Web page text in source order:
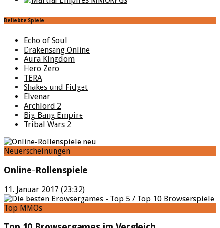
Beliebte Spiele
Echo of Soul
Drakensang Online
Aura Kingdom
Hero Zero
TERA
Shakes und Fidget
Elvenar
Archlord 2
Big Bang Empire
Tribal Wars 2
Neuerscheinungen
Online-Rollenspiele
11. Januar 2017 (23:32)
Top MMOs